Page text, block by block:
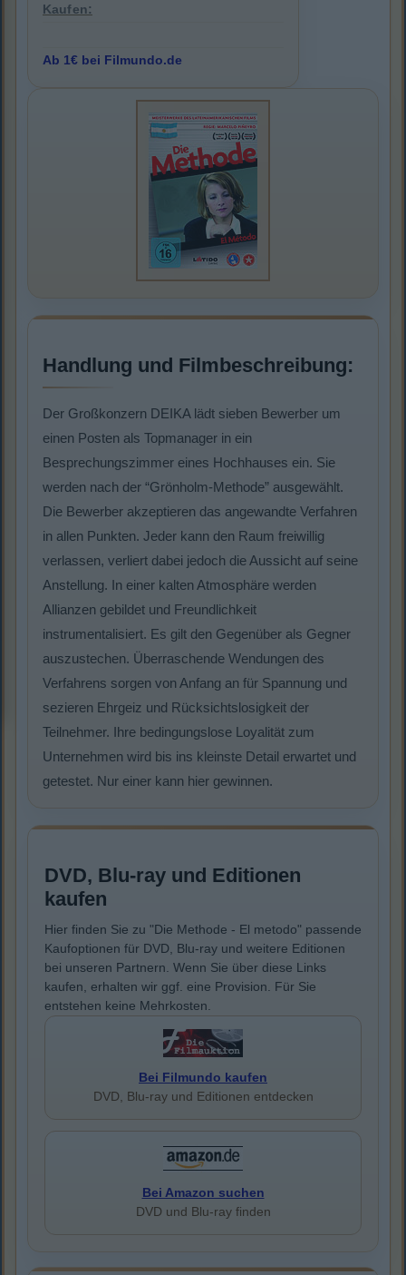
Kaufen:
Ab 1€ bei Filmundo.de
Handlung und Filmbeschreibung:
Der Großkonzern DEIKA lädt sieben Bewerber um
einen Posten als Topmanager in ein
Besprechungszimmer eines Hochhauses ein. Sie
werden nach der “Grönholm-Methode” ausgewählt.
Die Bewerber akzeptieren das angewandte Verfahren
in allen Punkten. Jeder kann den Raum freiwillig
verlassen, verliert dabei jedoch die Aussicht auf seine
Anstellung. In einer kalten Atmosphäre werden
Allianzen gebildet und Freundlichkeit
instrumentalisiert. Es gilt den Gegenüber als Gegner
auszustechen. Überraschende Wendungen des
Verfahrens sorgen von Anfang an für Spannung und
sezieren Ehrgeiz und Rücksichtslosigkeit der
Teilnehmer. Ihre bedingungslose Loyalität zum
Unternehmen wird bis ins kleinste Detail erwartet und
getestet. Nur einer kann hier gewinnen.
DVD, Blu-ray und Editionen
kaufen
Hier finden Sie zu "Die Methode - El metodo" passende
Kaufoptionen für DVD, Blu-ray und weitere Editionen
bei unseren Partnern. Wenn Sie über diese Links
kaufen, erhalten wir ggf. eine Provision. Für Sie
entstehen keine Mehrkosten.
Bei Filmundo kaufen
DVD, Blu-ray und Editionen entdecken
Bei Amazon suchen
DVD und Blu-ray finden